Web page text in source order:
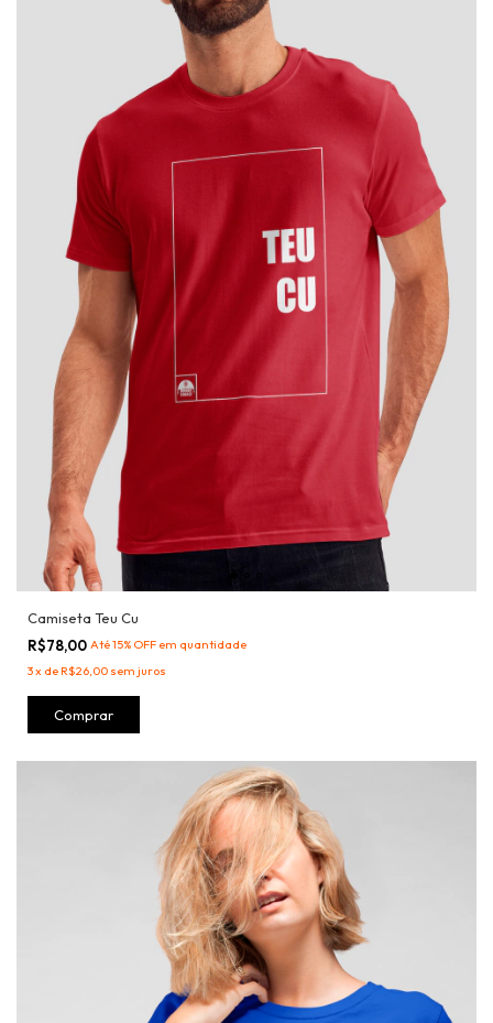
Camiseta Teu Cu
R$78,00 Até 15% OFF em quantidade
3x deR$26,00 sem juros
Comprar